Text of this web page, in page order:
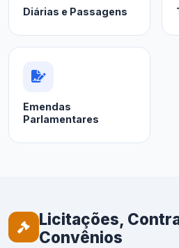
Diárias e Passagens
Emendas
Parlamentares
Licitações,
Convênios